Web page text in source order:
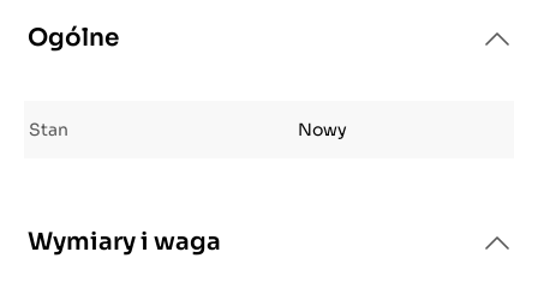
Ogólne
Stan Nowy
Wymiary i waga